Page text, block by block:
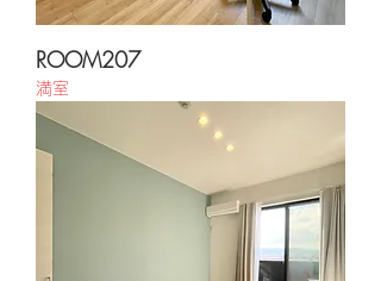
ROOM207
満室